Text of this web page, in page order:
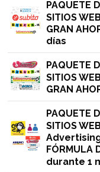
PAQUETE
SITIOS
GRAN
días
PAQUETE
SITIOS
GRAN
PAQUETE
SITIOS
Advertising
FÓRMULA
durante 1